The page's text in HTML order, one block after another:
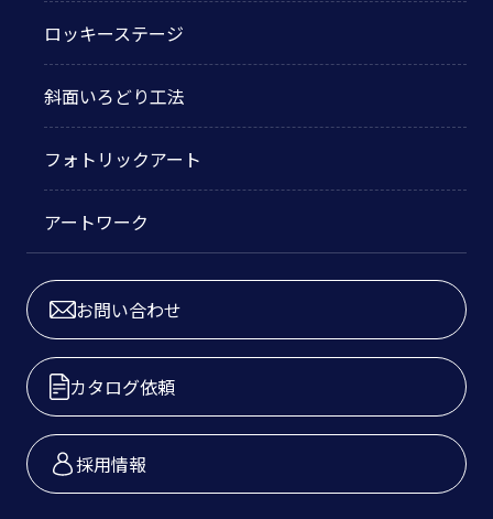
ロッキーステージ
斜面いろどり工法
フォトリックアート
アートワーク
お問い合わせ
カタログ依頼
採用情報